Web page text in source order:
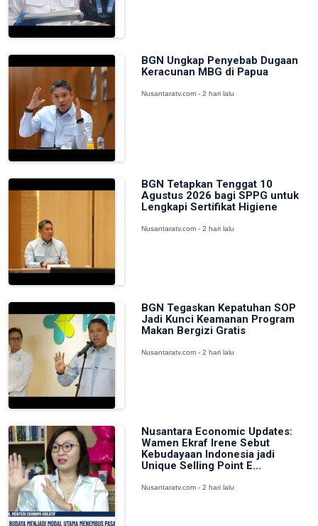
BGN Ungkap Penyebab Dugaan
Keracunan MBG di Papua
Nusantaratv.com - 2 hari lalu
BGN Tetapkan Tenggat 10
Agustus 2026 bagi SPPG untuk
Lengkapi Sertifikat Higiene
Nusantaratv.com - 2 hari lalu
BGN Tegaskan Kepatuhan SOP
Jadi Kunci Keamanan Program
Makan Bergizi Gratis
Nusantaratv.com - 2 hari lalu
Nusantara Economic Updates:
Wamen Ekraf Irene Sebut
Kebudayaan Indonesia jadi
Unique Selling Point E...
Nusantaratv.com - 2 hari lalu